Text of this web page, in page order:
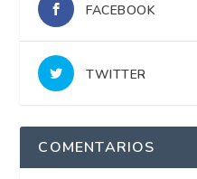
FACEBOOK
TWITTER
COMENTARIOS